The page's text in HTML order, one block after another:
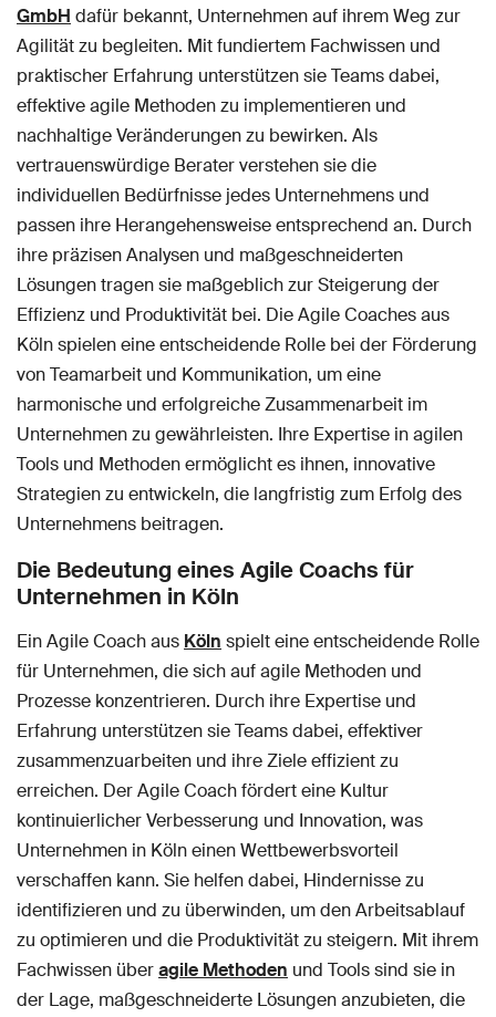
GmbH dafür bekannt, Unternehmen auf ihrem Weg zur
Agilität zu begleiten. Mit fundiertem Fachwissen und
praktischer Erfahrung unterstützen sie Teams dabei,
effektive agile Methoden zu implementieren und
nachhaltige Veränderungen zu bewirken. Als
vertrauenswürdige Berater verstehen sie die
individuellen Bedürfnisse jedes Unternehmens und
passen ihre Herangehensweise entsprechend an. Durch
ihre präzisen Analysen und maßgeschneiderten
Lösungen tragen sie maßgeblich zur Steigerung der
Effizienz und Produktivität bei. Die Agile Coaches aus
Köln spielen eine entscheidende Rolle bei der Förderung
von Teamarbeit und Kommunikation, um eine
harmonische und erfolgreiche Zusammenarbeit im
Unternehmen zu gewährleisten. Ihre Expertise in agilen
Tools und Methoden ermöglicht es ihnen, innovative
Strategien zu entwickeln, die langfristig zum Erfolg des
Unternehmens beitragen.
Die Bedeutung eines Agile Coachs für
Unternehmen in Köln
Ein Agile Coach aus Köln spielt eine entscheidende Rolle
für Unternehmen, die sich auf agile Methoden und
Prozesse konzentrieren. Durch ihre Expertise und
Erfahrung unterstützen sie Teams dabei, effektiver
zusammenzuarbeiten und ihre Ziele effizient zu
erreichen. Der Agile Coach fördert eine Kultur
kontinuierlicher Verbesserung und Innovation, was
Unternehmen in Köln einen Wettbewerbsvorteil
verschaffen kann. Sie helfen dabei, Hindernisse zu
identifizieren und zu überwinden, um den Arbeitsablauf
zu optimieren und die Produktivität zu steigern. Mit ihrem
Fachwissen überagile Methoden und Tools sind sie in
der Lage, maßgeschneiderte Lösungen anzubieten, die